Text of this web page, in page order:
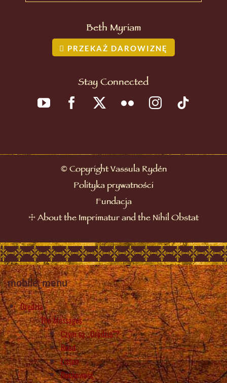
Beth Myriam
PRZEKAŻ DAROWIZNĘ
Stay Connected
©Copyright Vassula Rydén
Polityka prywatności
Fundacja
☩ About the Imprimatur and the Nihil Obstat
mobile_menu
Orędzia
The Messages
Czym są „Orędzia”?
Read
Listen
Duchowość